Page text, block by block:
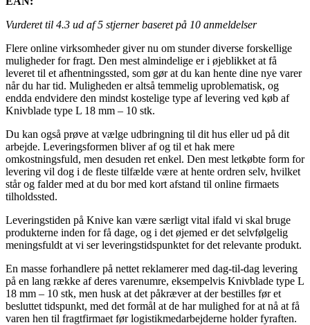
Vurderet til 4.3 ud af 5 stjerner baseret på 10 anmeldelser
Flere online virksomheder giver nu om stunder diverse forskellige
muligheder for fragt. Den mest almindelige er i øjeblikket at få
leveret til et afhentningssted, som gør at du kan hente dine nye varer
når du har tid. Muligheden er altså temmelig uproblematisk, og
endda endvidere den mindst kostelige type af levering ved køb af
Knivblade type L 18 mm – 10 stk.
Du kan også prøve at vælge udbringning til dit hus eller ud på dit
arbejde. Leveringsformen bliver af og til et hak mere
omkostningsfuld, men desuden ret enkel. Den mest letkøbte form for
levering vil dog i de fleste tilfælde være at hente ordren selv, hvilket
står og falder med at du bor med kort afstand til online firmaets
tilholdssted.
Leveringstiden på Knive kan være særligt vital ifald vi skal bruge
produkterne inden for få dage, og i det øjemed er det selvfølgelig
meningsfuldt at vi ser leveringstidspunktet for det relevante produkt.
En masse forhandlere på nettet reklamerer med dag-til-dag levering
på en lang række af deres varenumre, eksempelvis Knivblade type L
18 mm – 10 stk, men husk at det påkræver at der bestilles før et
besluttet tidspunkt, med det formål at de har mulighed for at nå at få
varen hen til fragtfirmaet før logistikmedarbejderne holder fyraften.